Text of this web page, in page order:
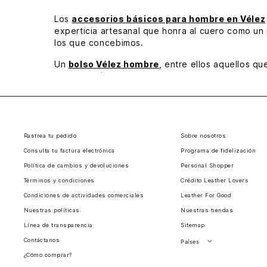
Los accesorios básicos para hombre en Vélez
experticia artesanal que honra al cuero como
los que concebimos.
Un bolso Vélez hombre , entre ellos aquellos
no hace más que embellecerse con el uso y
cargaderas y manija para su fácil transporte.
Encuentra tus próximas accesorios básicos
Rastrea tu pedido
Consulta tu factura electrónica
Política de cambios y devoluciones
Términos y condiciones
Condiciones de actividades comerciales
Nuestras políticas
Línea de transparencia
Contáctanos
¿Cómo comprar?
Sobre nosotros
Programa de fidelización
Personal Shopper
Crédito Leather Lovers
Leather For Good
Nuestras tiendas
Sitemap
Países